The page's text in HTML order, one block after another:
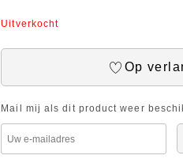
Uitverkocht
Op
Mail mij als dit product weer